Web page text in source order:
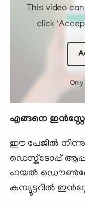
This video
click
എങ്ങനെ
ഈ പേജില്‍
ഡെസ്ക്ടോപ്പ്
ഫയല്‍
കമ്പ്യൂട്ടറില്‍